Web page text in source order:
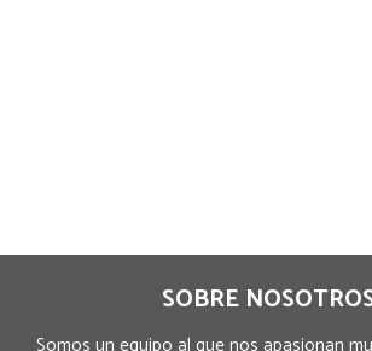
SOBRE